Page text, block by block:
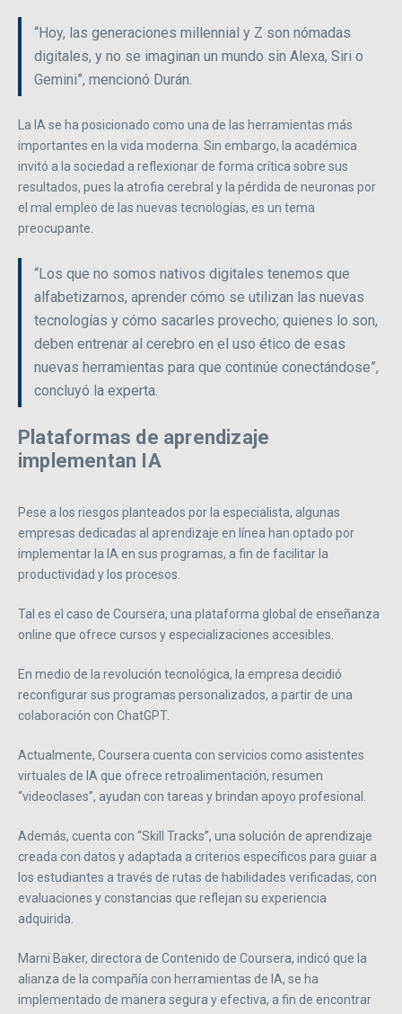
“Hoy, las generaciones millennial y Z son nómadas
digitales, y no se imaginan un mundo sin Alexa, Siri o
Gemini”, mencionó Durán.
La IA se ha posicionado como una de las herramientas más
importantes en la vida moderna. Sin embargo, la académica
invitó a la sociedad a reflexionar de forma crítica sobre sus
resultados, pues la atrofia cerebral y la pérdida de neuronas por
el mal empleo de las nuevas tecnologías, es un tema
preocupante.
“Los que no somos nativos digitales tenemos que
alfabetizarnos, aprender cómo se utilizan las nuevas
tecnologías y cómo sacarles provecho; quienes lo son,
deben entrenar al cerebro en el uso ético de esas
nuevas herramientas para que continúe conectándose”,
concluyó la experta.
Plataformas de aprendizaje
implementan IA
Pese a los riesgos planteados por la especialista, algunas
empresas dedicadas al aprendizaje en línea han optado por
implementar la IA en sus programas, a fin de facilitar la
productividad y los procesos.
Tal es el caso de Coursera, una plataforma global de enseñanza
online que ofrece cursos y especializaciones accesibles.
En medio de la revolución tecnológica, la empresa decidió
reconfigurar sus programas personalizados, a partir de una
colaboración con ChatGPT.
Actualmente, Coursera cuenta con servicios como asistentes
virtuales de IA que ofrece retroalimentación, resumen
“videoclases”, ayudan con tareas y brindan apoyo profesional.
Además, cuenta con “Skill Tracks”, una solución de aprendizaje
creada con datos y adaptada a criterios específicos para guiar a
los estudiantes a través de rutas de habilidades verificadas, con
evaluaciones y constancias que reflejan su experiencia
adquirida.
Marni Baker, directora de Contenido de Coursera, indicó que la
alianza de la compañía con herramientas de IA, se ha
implementado de manera segura y efectiva, a fin de encontrar